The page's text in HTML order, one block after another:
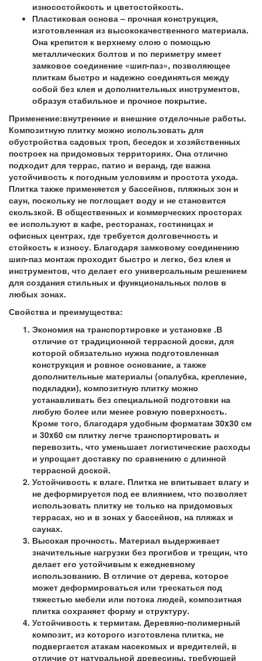
износостойкость и цветостойкость.
Пластиковая основа – прочная конструкция,
изготовленная из высококачественного материала.
Она крепится к верхнему слою с помощью
металлических болтов и по периметру имеет
замковое соединение «шип-паз», позволяющее
плиткам быстро и надежно соединяться между
собой без клея и дополнительных инструментов,
образуя стабильное и прочное покрытие.
Применение:внутренние и внешние отделочные работы.
Композитную плитку можно использовать для
обустройства садовых троп, беседок и хозяйственных
построек на придомовых территориях. Она отлично
подходит для террас, патио и веранд, где важна
устойчивость к погодным условиям и простота ухода.
Плитка также применяется у бассейнов, пляжных зон и
саун, поскольку не поглощает воду и не становится
скользкой. В общественных и коммерческих просторах
ее используют в кафе, ресторанах, гостиницах и
офисных центрах, где требуется долговечность и
стойкость к износу. Благодаря замковому соединению
шип-паз монтаж проходит быстро и легко, без клея и
инструментов, что делает его универсальным решением
для создания стильных и функциональных полов в
любых зонах.
Свойства и преимущества:
Экономия на транспортировке и установке .В
отличие от традиционной террасной доски, для
которой обязательно нужна подготовленная
конструкция и ровное основание, а также
дополнительные материалы (опалубка, крепление,
подкладки), композитную плитку можно
устанавливать без специальной подготовки на
любую более или менее ровную поверхность.
Кроме того, благодаря удобным форматам 30x30 см
и 30x60 см плитку легче транспортировать и
перевозить, что уменьшает логистические расходы
и упрощает доставку по сравнению с длинной
террасной доской.
Устойчивость к влаге. Плитка не впитывает влагу и
не деформируется под ее влиянием, что позволяет
использовать плитку не только на придомовых
террасах, но и в зонах у бассейнов, на пляжах и
саунах.
Высокая прочность. Материал выдерживает
значительные нагрузки без прогибов и трещин, что
делает его устойчивым к ежедневному
использованию. В отличие от дерева, которое
может деформироваться или трескаться под
тяжестью мебели или потока людей, композитная
плитка сохраняет форму и структуру.
Устойчивость к термитам. Деревяно-полимерный
композит, из которого изготовлена плитка, не
подвергается атакам насекомых и вредителей, в
отличие от натуральной древесины, требующей